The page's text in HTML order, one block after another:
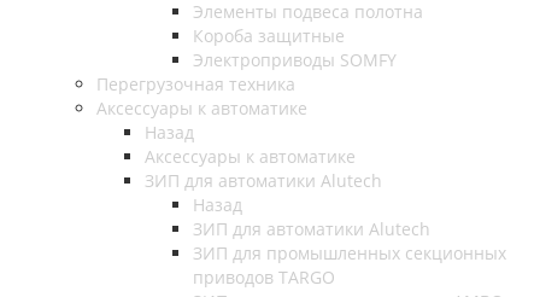
Элементы подвеса полотна
Короба защитные
Электроприводы SOMFY
Перегрузочная техника
Аксессуары к автоматике
Назад
Аксессуары к автоматике
ЗИП для автоматики Alutech
Назад
ЗИП для автоматики Alutech
ЗИП для промышленных секционных
приводов TARGO